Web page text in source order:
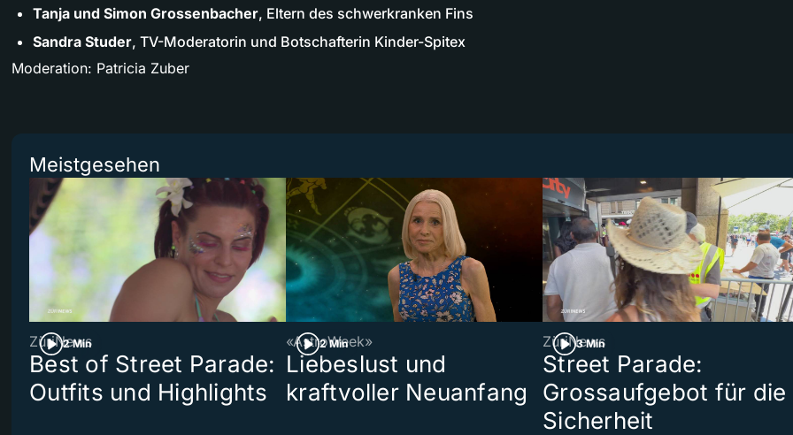
Tanja und Simon Grossenbacher, Eltern des schwerkranken Fins
Sandra Studer, TV-Moderatorin und Botschafterin Kinder-Spitex
Moderation: Patricia Zuber
Meistgesehen
2 Min
ZüriNews
Best of Street Parade:
Outfits und Highlights
2 Min
«AstroWeek»
Liebeslust und
kraftvoller Neuanfang
3 Min
ZüriNews
Street Parade:
Grossaufgebot für die
Sicherheit